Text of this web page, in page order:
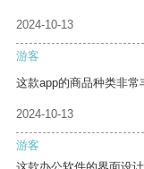
2024-10-13
游客
这款app的商品种类非常
2024-10-13
游客